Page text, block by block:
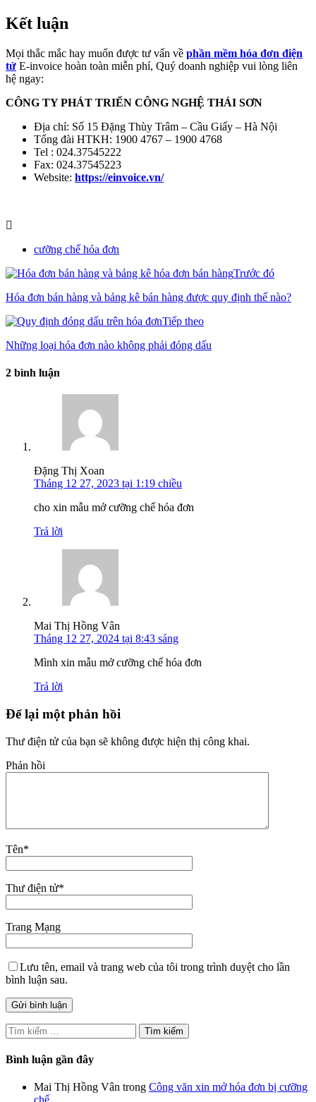
Kết luận
Mọi thắc mắc hay muốn được tư vấn về phần mềm hóa đơn điện
tử E-invoice hoàn toàn miễn phí, Quý doanh nghiệp vui lòng liên
hệ ngay:
CÔNG TY PHÁT TRIỂN CÔNG NGHỆ THÁI SƠN
Địa chỉ: Số 15 Đặng Thùy Trâm – Cầu Giấy – Hà Nội
Tổng đài HTKH: 1900 4767 – 1900 4768
Tel : 024.37545222
Fax: 024.37545223
Website: https://einvoice.vn/
cưỡng chế hóa đơn
Trước đó
Hóa đơn bán hàng và bảng kê bán hàng được quy định thế nào?
Tiếp theo
Những loại hóa đơn nào không phải đóng dấu
2 bình luận
Đặng Thị Xoan
Tháng 12 27, 2023 tại 1:19 chiều
cho xin mẫu mở cưỡng chế hóa đơn
Trả lời
Mai Thị Hồng Vân
Tháng 12 27, 2024 tại 8:43 sáng
Mình xin mẫu mở cưỡng chế hóa đơn
Trả lời
Để lại một phản hồi
Thư điện tử của bạn sẽ không được hiện thị công khai.
Phản hồi
Tên*
Thư điện tử*
Trang Mạng
Lưu tên, email và trang web của tôi trong trình duyệt cho lần
bình luận sau.
Tìm
kiếm
cho:
Bình luận gần đây
Mai Thị Hồng Vân trong Công văn xin mở hóa đơn bị cưỡng